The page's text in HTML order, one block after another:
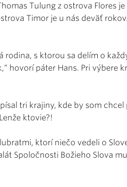
Tulung z ostrova Flores je
Timor je u nás deväť
rodina, s ktorou sa delím o
hovorí páter Hans. Pri výbere
tri krajiny, kde by som
ktovie?!
ktorí niečo vedeli o
Spoločnosti Božieho Slova